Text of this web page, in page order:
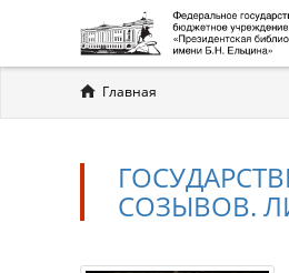
Вы
здесь
Главная
СОЗЫВОВ.